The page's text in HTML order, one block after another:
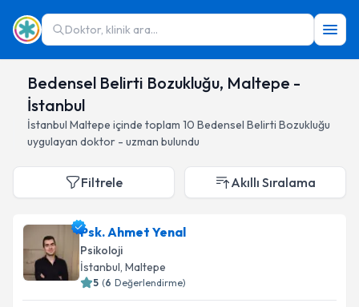
Doktor, klinik ara...
Bedensel Belirti Bozukluğu, Maltepe -
İstanbul
İstanbul Maltepe içinde toplam 10 Bedensel Belirti Bozukluğu
uygulayan doktor - uzman bulundu
Filtrele Akıllı Sıralama
Psk. Ahmet Yenal
Psikoloji
İstanbul, Maltepe
5 (6 Değerlendirme)